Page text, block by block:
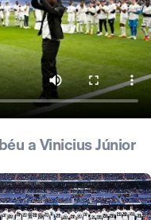
a Vinicius Júnior